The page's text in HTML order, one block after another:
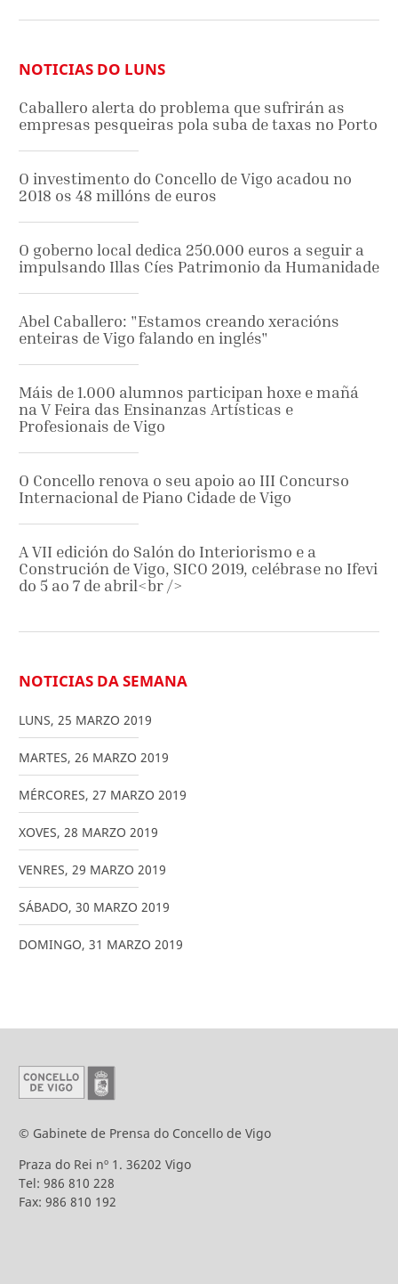
NOTICIAS DO LUNS
Caballero alerta do problema que sufrirán as
empresas pesqueiras pola suba de taxas no Porto
O investimento do Concello de Vigo acadou no
2018 os 48 millóns de euros
O goberno local dedica 250.000 euros a seguir a
impulsando Illas Cíes Patrimonio da Humanidade
Abel Caballero: "Estamos creando xeracións
enteiras de Vigo falando en inglés"
Máis de 1.000 alumnos participan hoxe e mañá
na V Feira das Ensinanzas Artísticas e
Profesionais de Vigo
O Concello renova o seu apoio ao III Concurso
Internacional de Piano Cidade de Vigo
A VII edición do Salón do Interiorismo e a
Construción de Vigo, SICO 2019, celébrase no Ifevi
do 5 ao 7 de abril<br />
NOTICIAS DA SEMANA
LUNS, 25 MARZO 2019
MARTES, 26 MARZO 2019
MÉRCORES, 27 MARZO 2019
XOVES, 28 MARZO 2019
VENRES, 29 MARZO 2019
SÁBADO, 30 MARZO 2019
DOMINGO, 31 MARZO 2019
© Gabinete de Prensa do Concello de Vigo
Praza do Rei nº 1. 36202 Vigo
Tel: 986 810 228
Fax: 986 810 192